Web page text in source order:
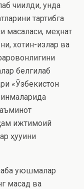
чиқилди, унда
тартибга
масаласи, меҳнат
хотин-қизлар ва
белгилаб
«Ўзбекистон
ижтимоий
уюшмалар
мақсад ва